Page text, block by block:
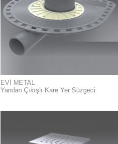
EVİ METAL
Yandan Çıkışlı Kare Yer Süzgeci